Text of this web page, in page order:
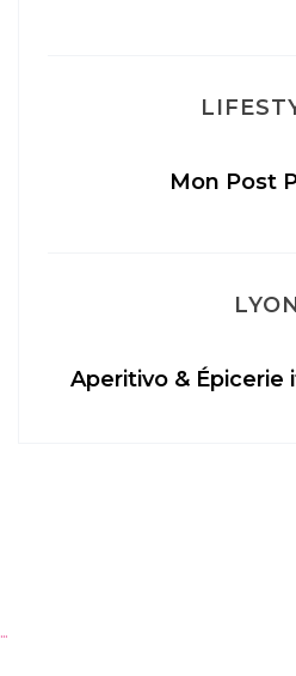
Mon Post
Aperitivo & Épicerie
…